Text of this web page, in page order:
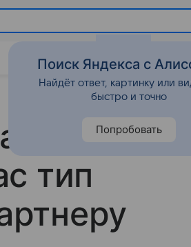
Дом Гороскопы Стиль
тип
Поиск Яндекса с
Найдёт ответ, картинку или
быстро и точно
Попробовать